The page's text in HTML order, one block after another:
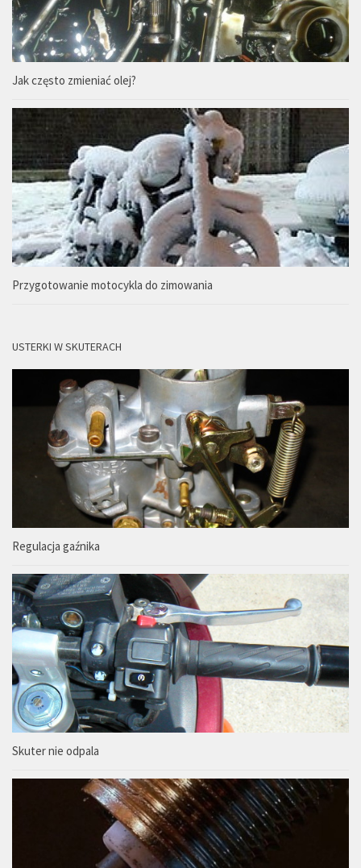
Jak często zmieniać olej?
Przygotowanie motocykla do zimowania
USTERKI W SKUTERACH
Regulacja gaźnika
Skuter nie odpala